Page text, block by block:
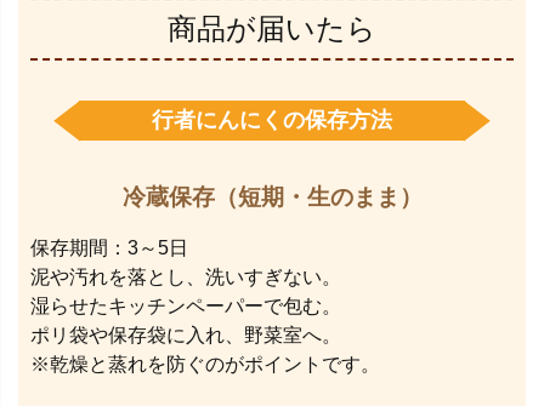
商品が届いたら
行者にんにくの保存方法
冷蔵保存（短期・生のまま）
保存期間：3～5日
泥や汚れを落とし、洗いすぎない。
湿らせたキッチンペーパーで包む。
ポリ袋や保存袋に入れ、野菜室へ。
※乾燥と蒸れを防ぐのがポイントです。